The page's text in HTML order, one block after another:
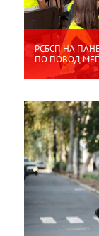
РСБСП НА
ПО ПОВОД